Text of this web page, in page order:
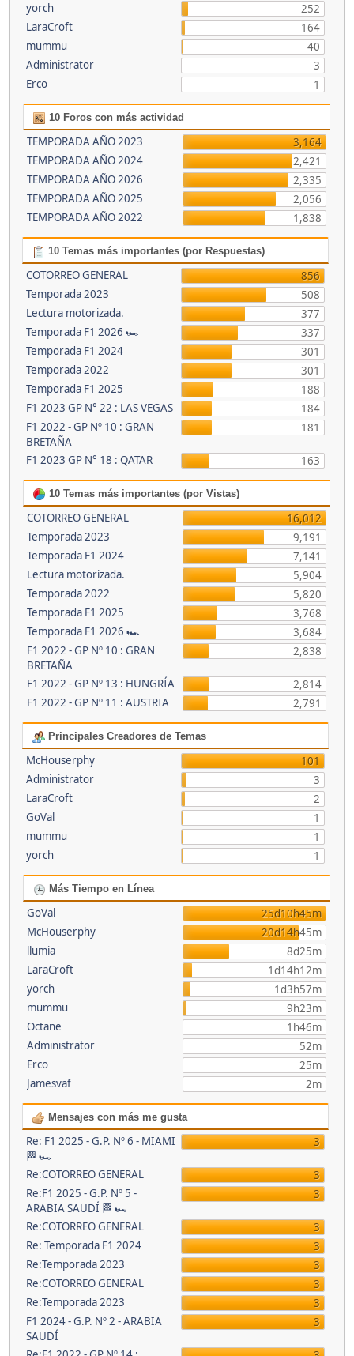
yorch
252
LaraCroft
164
mummu
40
Administrator
3
Erco
1
10 Foros con más actividad
TEMPORADA AÑO 2023
3,164
TEMPORADA AÑO 2024
2,421
TEMPORADA AÑO 2026
2,335
TEMPORADA AÑO 2025
2,056
TEMPORADA AÑO 2022
1,838
10 Temas más importantes (por Respuestas)
COTORREO GENERAL
856
Temporada 2023
508
Lectura motorizada.
377
Temporada F1 2026 🏎
337
Temporada F1 2024
301
Temporada 2022
301
Temporada F1 2025
188
F1 2023 GP N° 22 : LAS VEGAS
184
F1 2022 - GP Nº 10 : GRAN
BRETAÑA
181
F1 2023 GP N° 18 : QATAR 163
10 Temas más importantes (por Vistas)
COTORREO GENERAL
16,012
Temporada 2023
9,191
Temporada F1 2024
7,141
Lectura motorizada.
5,904
Temporada 2022
5,820
Temporada F1 2025
3,768
Temporada F1 2026 🏎
3,684
F1 2022 - GP Nº 10 : GRAN
BRETAÑA
2,838
F1 2022 - GP Nº 13 : HUNGRÍA
2,814
F1 2022 - GP Nº 11 : AUSTRIA
2,791
Principales Creadores de Temas
McHouserphy
101
Administrator
3
LaraCroft
2
GoVal
1
mummu
1
yorch
1
Más Tiempo en Línea
GoVal
25d10h45m
McHouserphy
20d14h45m
llumia
8d25m
LaraCroft
1d14h12m
yorch
1d3h57m
mummu
9h23m
Octane
1h46m
Administrator
52m
Erco
25m
Jamesvaf
2m
Mensajes con más me gusta
Re: F1 2025 - G.P. Nº 6 - MIAMI
🏁 🏎
3
Re:COTORREO GENERAL
3
Re:F1 2025 - G.P. Nº 5 -
ARABIA SAUDÍ 🏁 🏎
3
Re:COTORREO GENERAL
3
Re: Temporada F1 2024
3
Re:Temporada 2023
3
Re:COTORREO GENERAL
3
Re:Temporada 2023
3
F1 2024 - G.P. Nº 2 - ARABIA
SAUDÍ
3